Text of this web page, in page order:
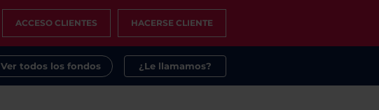
ACCESO CLIENTES HACERSE CLIENTE
Ver todos los fondos ¿Le llamamos?